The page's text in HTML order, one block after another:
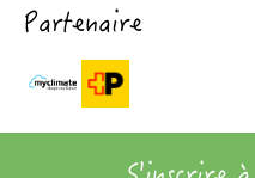
Partenaire